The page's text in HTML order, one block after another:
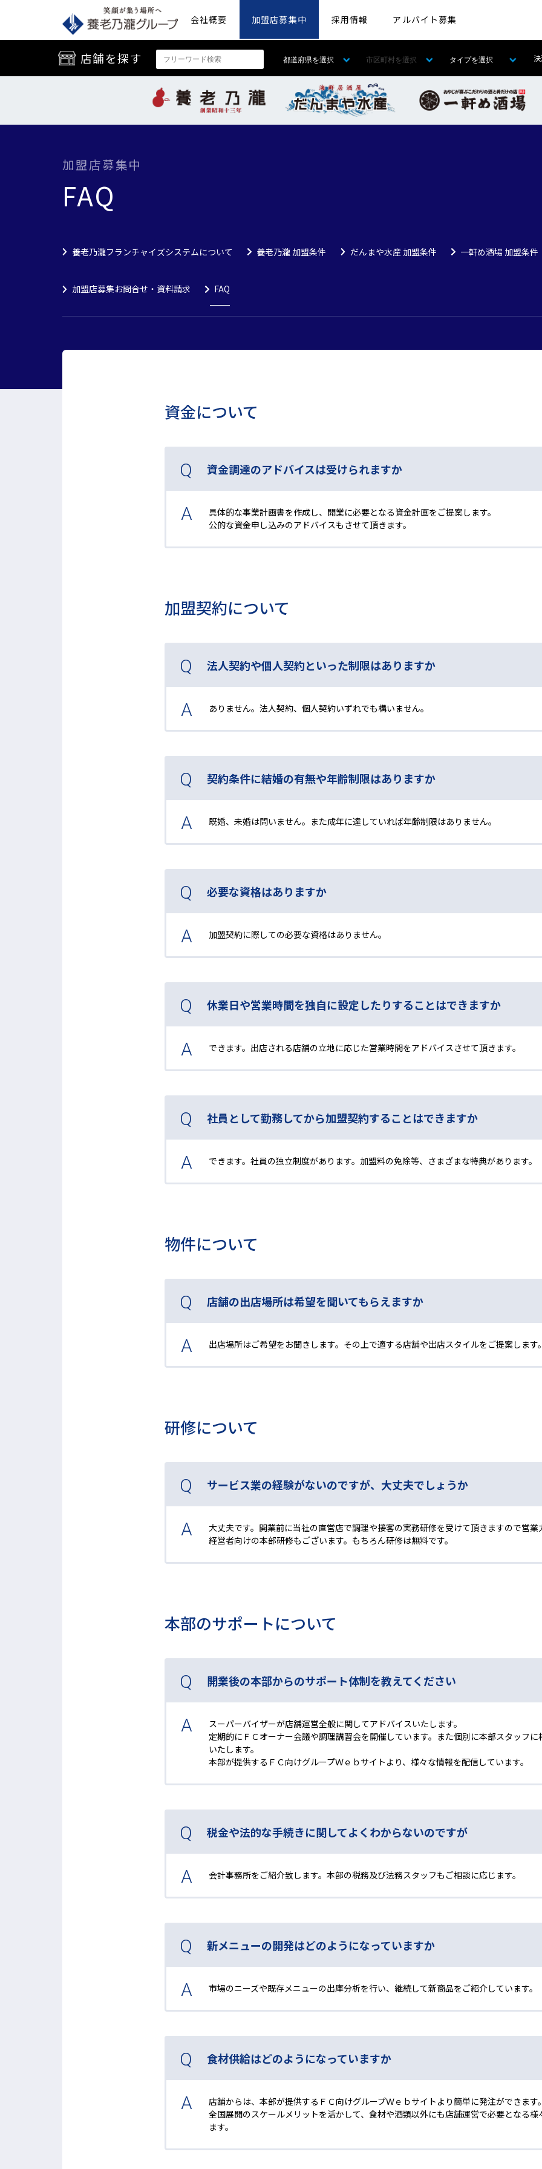
会社概要 加盟店募集中 採用情報 アルバイト募集
店舗を探す
加盟店募集中
FAQ
養老乃瀧フランチャイズシステムについて 養老乃瀧 加盟条件 だんまや水産 加盟条件 一軒め酒場 加盟条件
加盟店募集お問合せ・資料請求 FAQ
資金について
資金調達のアドバイスは受けられますか
具体的な事業計画書を作成し、開業に必要となる資金計画をご提案します。
公的な資金申し込みのアドバイスもさせて頂きます。
加盟契約について
法人契約や個人契約といった制限はありますか
ありません。法人契約、個人契約いずれでも構いません。
契約条件に結婚の有無や年齢制限はありますか
既婚、未婚は問いません。また成年に達していれば年齢制限はありません。
必要な資格はありますか
加盟契約に際しての必要な資格はありません。
休業日や営業時間を独自に設定したりすることはできますか
できます。出店される店舗の立地に応じた営業時間をアドバイスさせて頂きます。
社員として勤務してから加盟契約することはできますか
できます。社員の独立制度があります。加盟料の免除等、さまざまな特典があります。
物件について
店舗の出店場所は希望を聞いてもらえますか
出店場所はご希望をお聞きします。その上で適する店舗や出店スタイルをご提案します
研修について
サービス業の経験がないのですが、大丈夫でしょうか
大丈夫です。開業前に当社の直営店で調理や接客の実務研修を受けて頂きますので営業
経営者向けの本部研修もございます。もちろん研修は無料です。
本部のサポートについて
開業後の本部からのサポート体制を教えてください
スーパーバイザーが店舗運営全般に関してアドバイスいたします。
定期的にＦＣオーナー会議や調理講習会を開催しています。また個別に本部スタッフ
いたします。
本部が提供するＦＣ向けグループＷｅｂサイトより、様々な情報を配信しています。
税金や法的な手続きに関してよくわからないのですが
会計事務所をご紹介致します。本部の税務及び法務スタッフもご相談に応じます。
新メニューの開発はどのようになっていますか
市場のニーズや既存メニューの出庫分析を行い、継続して新商品をご紹介しています。
食材供給はどのようになっていますか
店舗からは、本部が提供するＦＣ向けグループＷｅｂサイトより簡単に発注ができます
全国展開のスケールメリットを活かして、食材や酒類以外にも店舗運営で必要となる
ます。